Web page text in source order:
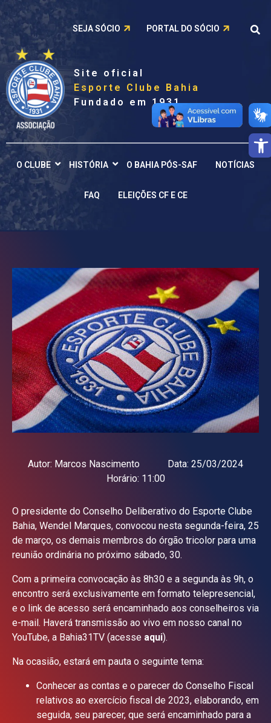
Barra
Site oficial
Esporte Clube Bahia
Fundado em 1931
SEJA SÓCIO PORTAL DO SÓCIO
O CLUBE HISTÓRIA O BAHIA PÓS-SAF NOTÍCIAS
FAQ ELEIÇÕES CF E CE
Autor: Marcos Nascimento Data: 25/03/2024
Horário: 11:00
O presidente do Conselho Deliberativo do Esporte Clube
Bahia, Wendel Marques, convocou nesta segunda-feira, 25
de março, os demais membros do órgão tricolor para uma
reunião ordinária no próximo sábado, 30.
Com a primeira convocação às 8h30 e a segunda às 9h, o
encontro será exclusivamente em formato telepresencial,
e o link de acesso será encaminhado aos conselheiros via
e-mail. Haverá transmissão ao vivo em nosso canal no
YouTube, a Bahia31TV (acesse aqui).
Na ocasião, estará em pauta o seguinte tema:
Conhecer as contas e o parecer do Conselho Fiscal
relativos ao exercício fiscal de 2023, elaborando, em
seguida, seu parecer, que será encaminhado para a